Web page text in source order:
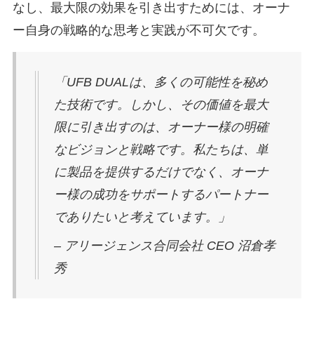
なし、最大限の効果を引き出すためには、オーナ
ー自身の戦略的な思考と実践が不可欠です。
「UFB DUALは、多くの可能性を秘め
た技術です。しかし、その価値を最大
限に引き出すのは、オーナー様の明確
なビジョンと戦略です。私たちは、単
に製品を提供するだけでなく、オーナ
ー様の成功をサポートするパートナー
でありたいと考えています。」
– アリージェンス合同会社 CEO 沼倉孝
秀